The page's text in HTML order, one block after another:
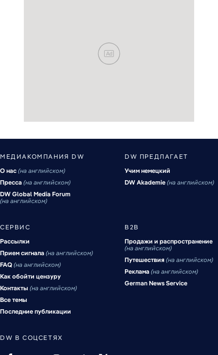
Ad
МЕДИАКОМПАНИЯ DW
О нас на английском
Пресса на английском
DW Global Media Forum
на английском
DW ПРЕДЛАГАЕТ
Учим немецкий
DW Akademie на английском
СЕРВИС
Рассылки
Прием сигнала на английском
FAQ на английском
Как обойти цензуру
Контакты на английском
Все темы
Последние публикации
B2B
Продажи и распространение
на английском
Путешествия на английском
Реклама на английском
German News Service
DW В СОЦСЕТЯХ